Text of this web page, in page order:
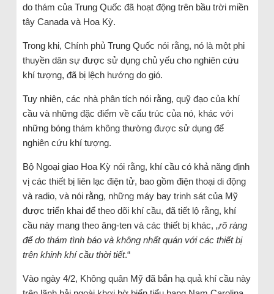
do thám của Trung Quốc đã hoạt động trên bầu trời miền
tây Canada và Hoa Kỳ.
Trong khi, Chính phủ Trung Quốc nói rằng, nó là một phi
thuyền dân sự được sử dụng chủ yếu cho nghiên cứu
khí tượng, đã bị lệch hướng do gió.
Tuy nhiên, các nhà phân tích nói rằng, quỹ đạo của khí
cầu và những đặc điểm về cấu trúc của nó, khác với
những bóng thám không thường được sử dụng để
nghiên cứu khí tượng.
Bộ Ngoại giao Hoa Kỳ nói rằng, khí cầu có khả năng định
vị các thiết bị liên lạc điện tử, bao gồm điện thoại di động
và radio, và nói rằng, những máy bay trinh sát của Mỹ
được triển khai để theo dõi khí cầu, đã tiết lộ rằng, khí
cầu này mang theo ăng-ten và các thiết bị khác, „rõ ràng
để do thám tình báo và không nhất quán với các thiết bị
trên khinh khí cầu thời tiết.“
Vào ngày 4/2, Không quân Mỹ đã bắn hạ quả khí cầu này